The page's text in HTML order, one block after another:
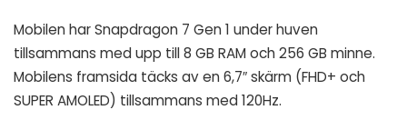
Mobilen har Snapdragon 7 Gen 1 under huven
tillsammans med upp till 8 GB RAM och 256 GB minne.
Mobilens framsida täcks av en 6,7″ skärm (FHD+ och
SUPER AMOLED) tillsammans med 120Hz.